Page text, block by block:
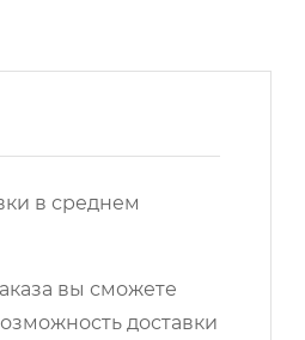
в среднем
вы сможете
доставки